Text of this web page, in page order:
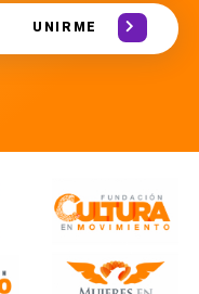
UNIRME